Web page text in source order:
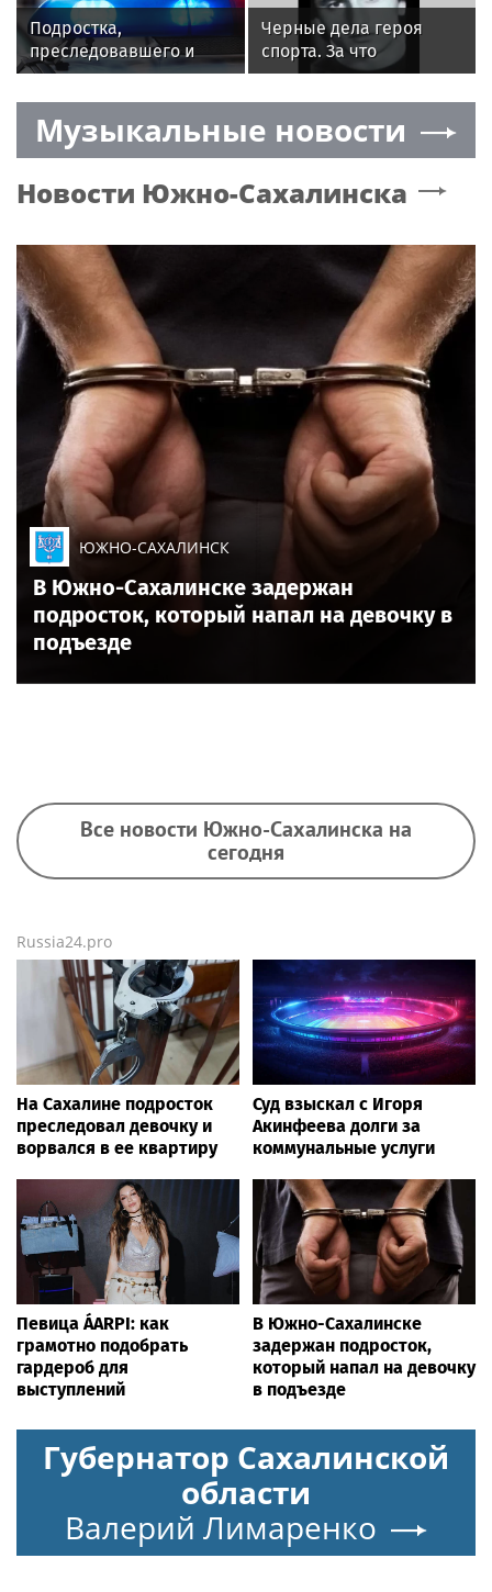
Подростка,
преследовавшего и
напавшего на
на Сахалине
Черные дела героя
спорта. За что
расстреляли звезду
Музыкальные новости
Новости Южно-Сахалинска
ЮЖНО-САХАЛИНСК
В Южно-Сахалинске задержан
подросток, который напал на девочку в
подъезде
Все новости Южно-Сахалинска на
сегодня
Russia24.pro
На Сахалине подросток
преследовал девочку и
ворвался в ее квартиру
Суд взыскал с Игоря
Акинфеева долги за
коммунальные услуги
Певица ÁARPI: как
грамотно подобрать
гардероб для
выступлений
В Южно-Сахалинске
задержан подросток,
который напал на девочку
в подъезде
Губернатор Сахалинской
области
Валерий Лимаренко